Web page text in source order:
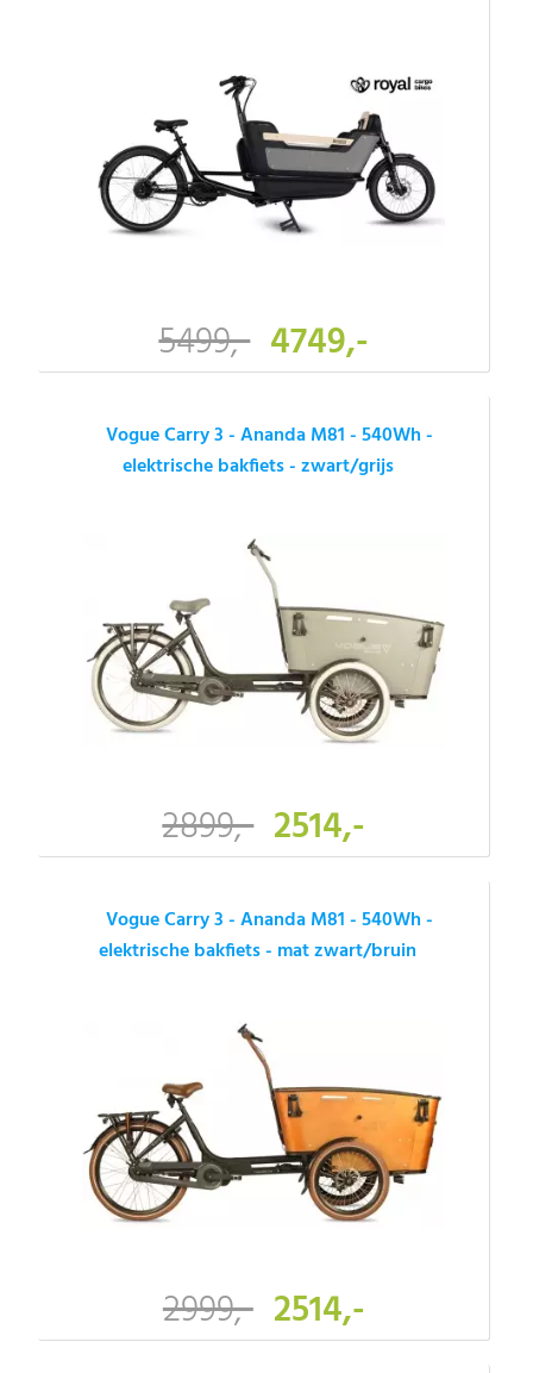
5499,- 4749,-
Vogue Carry 3 - Ananda M81 - 540Wh -
elektrische bakfiets - zwart/grijs
2899,- 2514,-
Vogue Carry 3 - Ananda M81 - 540Wh -
elektrische bakfiets - mat zwart/bruin
2999,- 2514,-